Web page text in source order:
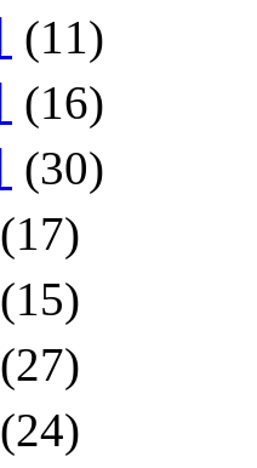
(11)
(16)
(30)
(17)
(15)
(27)
(24)